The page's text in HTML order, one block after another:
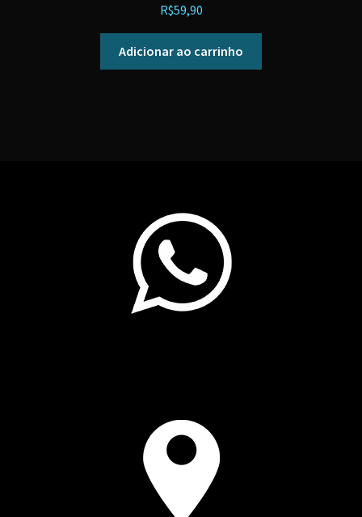
R$59,90
Adicionar ao carrinho